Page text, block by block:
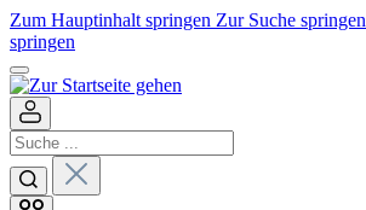
Zum Hauptinhalt springen Zur Suche springen
springen